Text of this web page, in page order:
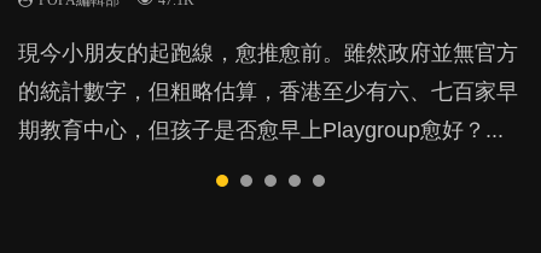
現今小朋友的起跑線，愈推愈前。雖然政府並無官方
的統計數字，但粗略估算，香港至少有六、七百家早
期教育中心，但孩子是否愈早上Playgroup愈好？...
由美國學者所創的 tools of the mind 課程，學生以遊
戲方式學習，學術能力和自制能力亦明顯比其他小朋
友優勝，到底這課程有何特別之處？...
鬱，影響日常生活，嚴重的甚至會有自殺，或傷害小
朋友的念頭。但為何爸爸患上產後抑鬱往往難以察
覺？...
許多媽媽心底可能都有一刻掙扎過：究竟全職好，還
是在職好。雖說每個家庭都有自己的獨特狀況和考慮
因素，但原來全職和在職媽媽所養育的子女其實都各
父母日夜無間、身心俱疲地照顧BB，如何做到正向
教養？部份父母更會為了小朋友放棄自己的嗜好、減
少出席朋友聚會等等，你以為會換來美好的親子關
係，有助小朋友成長，但原來父母身心虛耗對孩子的